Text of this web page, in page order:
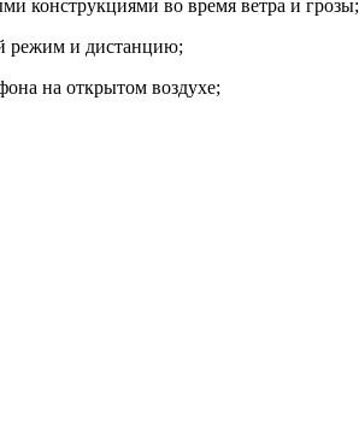
конструкциями во время ветра и грозы;
режим и дистанцию;
на открытом воздухе;